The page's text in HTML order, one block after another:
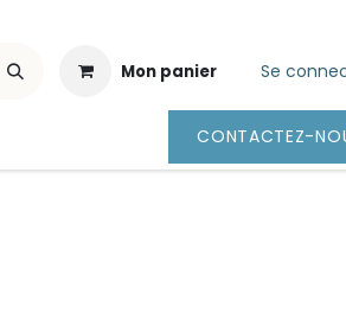
Mon panier Se
CONTACTEZ-